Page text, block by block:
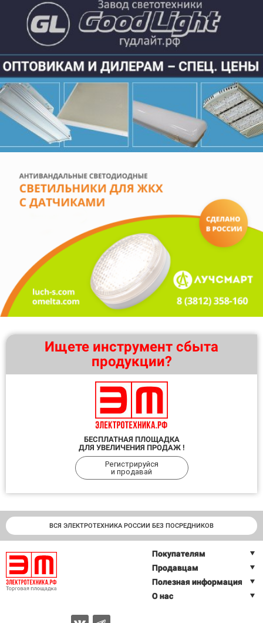
Ищете инструмент сбыта
продукции?
БЕСПЛАТНАЯ ПЛОЩАДКА
ДЛЯ УВЕЛИЧЕНИЯ ПРОДАЖ !
Регистрируйся
и продавай
ВСЯ ЭЛЕКТРОТЕХНИКА РОССИИ БЕЗ ПОСРЕДНИКОВ
Покупателям
Продавцам
Полезная информация
О нас